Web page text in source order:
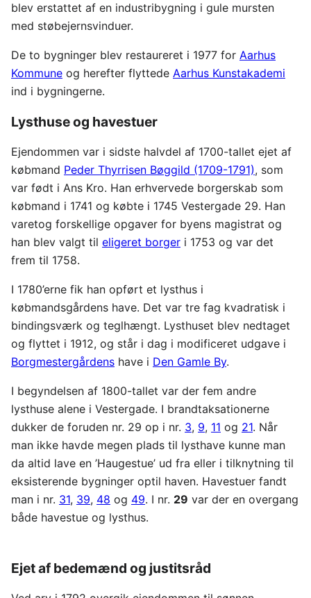
blev erstattet af en industribygning i gule mursten
med støbejernsvinduer.
De to bygninger blev restaureret i 1977 for Aarhus
Kommune og herefter flyttede Aarhus Kunstakademi
ind i bygningerne.
Lysthuse og havestuer
Ejendommen var i sidste halvdel af 1700-tallet ejet af
købmand Peder Thyrrisen Bøggild (1709-1791), som
var født i Ans Kro. Han erhvervede borgerskab som
købmand i 1741 og købte i 1745 Vestergade 29. Han
varetog forskellige opgaver for byens magistrat og
han blev valgt til eligeret borger i 1753 og var det
frem til 1758.
I 1780’erne fik han opført et lysthus i
købmandsgårdens have. Det var tre fag kvadratisk i
bindingsværk og teglhængt. Lysthuset blev nedtaget
og flyttet i 1912, og står i dag i modificeret udgave i
Borgmestergårdens have i Den Gamle By.
I begyndelsen af 1800-tallet var der fem andre
lysthuse alene i Vestergade. I brandtaksationerne
dukker de foruden nr. 29 op i nr. 3, 9, 11 og 21. Når
man ikke havde megen plads til lysthave kunne man
da altid lave en ’Haugestue’ ud fra eller i tilknytning til
eksisterende bygninger optil haven. Havestuer fandt
man i nr. 31, 39, 48 og 49. I nr. 29 var der en overgang
både havestue og lysthus.
Ejet af bedemænd og justitsråd